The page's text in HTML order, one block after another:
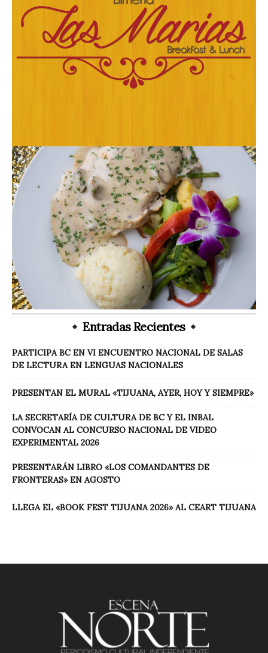
Entradas Recientes
PARTICIPA BC EN VI ENCUENTRO NACIONAL DE SALAS
DE LECTURA EN LENGUAS NACIONALES
PRESENTAN EL MURAL «TIJUANA, AYER, HOY Y SIEMPRE»
LA SECRETARÍA DE CULTURA DE BC Y EL INBAL
CONVOCAN AL CONCURSO NACIONAL DE VIDEO
EXPERIMENTAL 2026
PRESENTARÁN LIBRO «LOS COMANDANTES DE
FRONTERAS» EN AGOSTO
LLEGA EL «BOOK FEST TIJUANA 2026» AL CEART TIJUANA